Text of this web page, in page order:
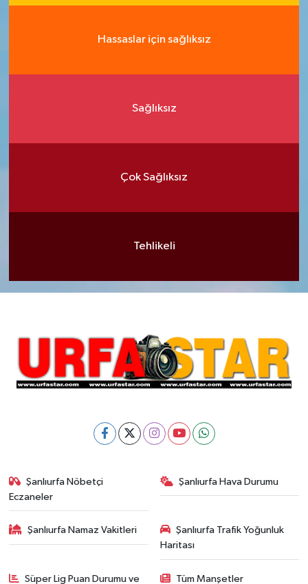
Hassaslar için sağlıksız
Sağlıksız
Çok Sağlıksız
Tehlikeli
Şanlıurfa Nöbetçi
Eczaneler
Şanlıurfa Hava Durumu
Şanlıurfa Namaz Vakitleri
Şanlıurfa Trafik Yoğunluk
Haritası
Süper Lig Puan Durumu ve Tüm Manşetler